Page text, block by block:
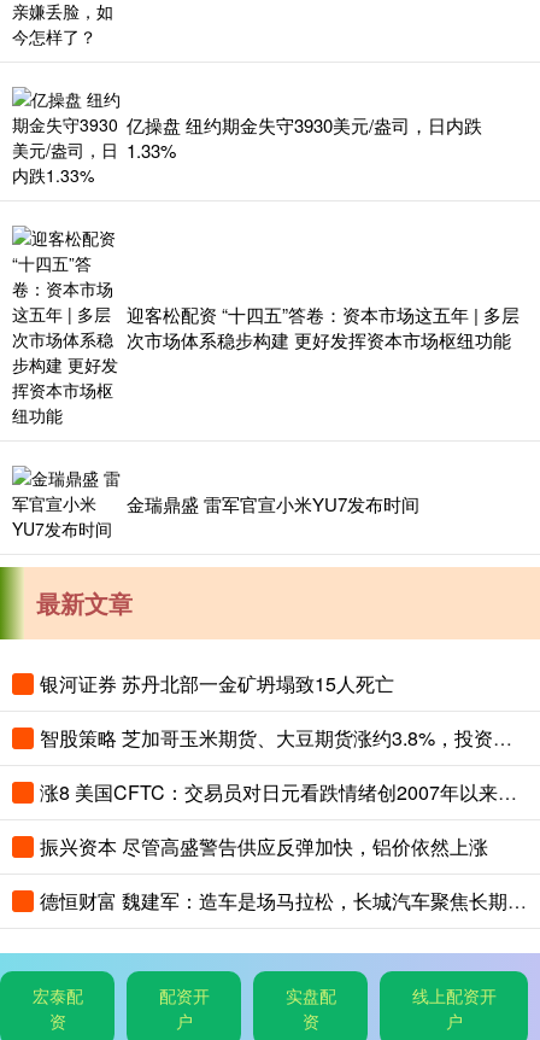
亿操盘 纽约期金失守3930美元/盎司，日内跌
1.33%
迎客松配资 “十四五”答卷：资本市场这五年 | 多层
次市场体系稳步构建 更好发挥资本市场枢纽功能
金瑞鼎盛 雷军官宣小米YU7发布时间
最新文章
银河证券 苏丹北部一金矿坍塌致15人死亡
智股策略 芝加哥玉米期货、大豆期货涨约3.8%，投资者关注夏季天气对全球农作物生长构成的风险
涨8 美国CFTC：交易员对日元看跌情绪创2007年以来最高，对美元看涨程度创2015年以来最高
振兴资本 尽管高盛警告供应反弹加快，铝价依然上涨
德恒财富 魏建军：造车是场马拉松，长城汽车聚焦长期主义与有质量的市占率
宏泰配
资
配资开
户
实盘配
资
线上配资开
户